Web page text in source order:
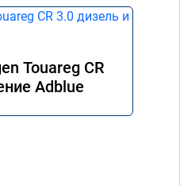
Touareg CR
Adblue